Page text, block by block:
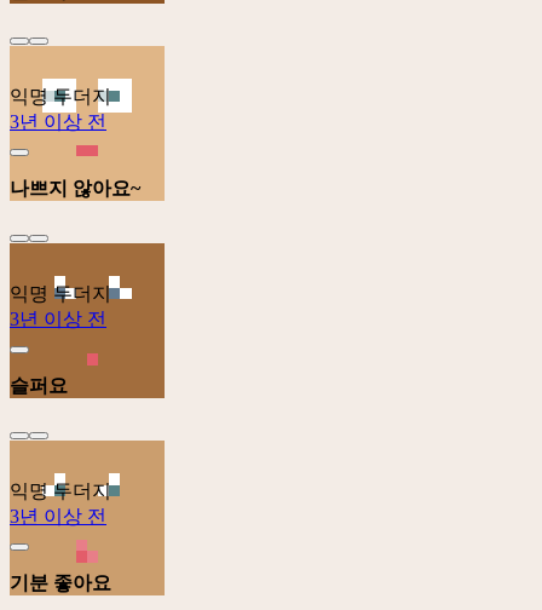
익명 두더지
3년 이상 전
나쁘지 않아요~
익명 두더지
3년 이상 전
슬퍼요
익명 두더지
3년 이상 전
기분 좋아요